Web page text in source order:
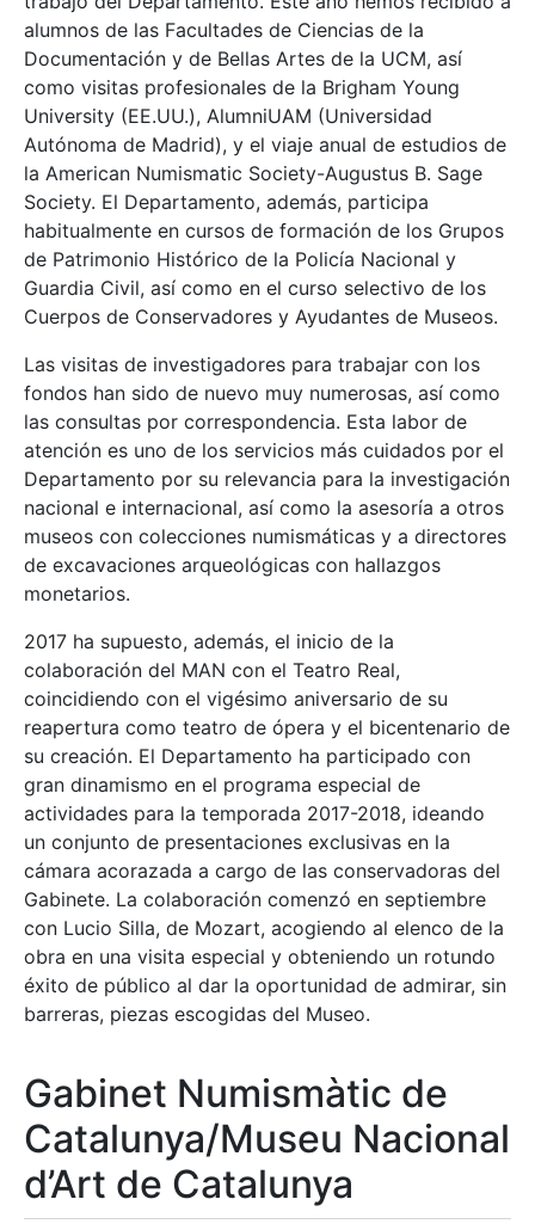
alumnos de las Facultades de Ciencias de la
Documentación y de Bellas Artes de la UCM, así
como visitas profesionales de la Brigham Young
University (EE.UU.), AlumniUAM (Universidad
Autónoma de Madrid), y el viaje anual de estudios de
la American Numismatic Society-Augustus B. Sage
Society. El Departamento, además, participa
habitualmente en cursos de formación de los Grupos
de Patrimonio Histórico de la Policía Nacional y
Guardia Civil, así como en el curso selectivo de los
Cuerpos de Conservadores y Ayudantes de Museos.
Las visitas de investigadores para trabajar con los
fondos han sido de nuevo muy numerosas, así como
las consultas por correspondencia. Esta labor de
atención es uno de los servicios más cuidados por el
Departamento por su relevancia para la investigación
nacional e internacional, así como la asesoría a otros
museos con colecciones numismáticas y a directores
de excavaciones arqueológicas con hallazgos
monetarios.
2017 ha supuesto, además, el inicio de la
colaboración del MAN con el Teatro Real,
coincidiendo con el vigésimo aniversario de su
reapertura como teatro de ópera y el bicentenario de
su creación. El Departamento ha participado con
gran dinamismo en el programa especial de
actividades para la temporada 2017-2018, ideando
un conjunto de presentaciones exclusivas en la
cámara acorazada a cargo de las conservadoras del
Gabinete. La colaboración comenzó en septiembre
con Lucio Silla, de Mozart, acogiendo al elenco de la
obra en una visita especial y obteniendo un rotundo
éxito de público al dar la oportunidad de admirar, sin
barreras, piezas escogidas del Museo.
Gabinet Numismàtic de
Catalunya/Museu Nacional
d’Art de Catalunya